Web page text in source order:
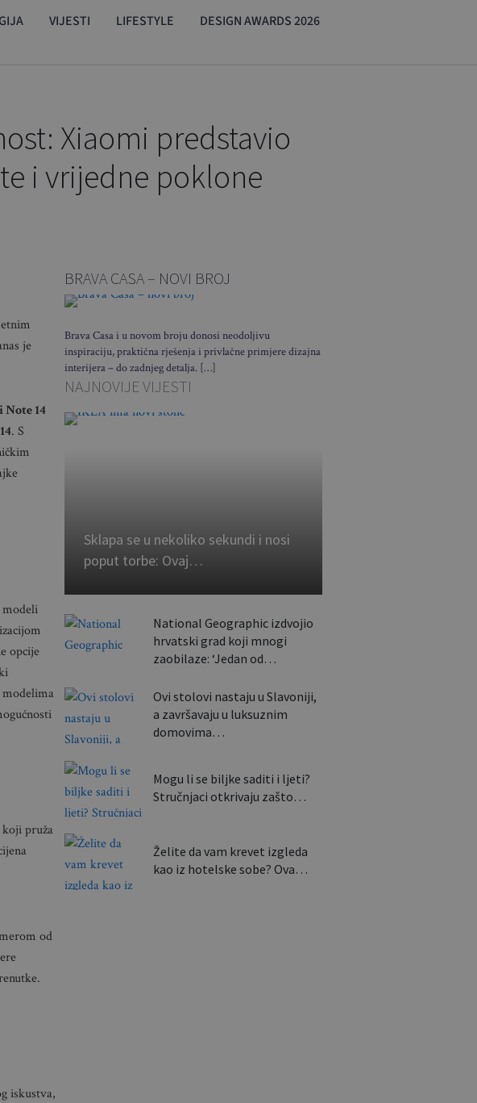
VIJESTI LIFESTYLE DESIGN AWARDS 2026
Xiaomi predstavio
i vrijedne poklone
je
Note 14
. S
modeli
opcije
pruža
od
iskustva,
BRAVA CASA – NOVI BROJ
Brava Casa i u novom broju donosi neodoljivu
inspiraciju, praktična rješenja i privlačne primjere dizajna
interijera – do zadnjeg detalja. […]
NAJNOVIJE VIJESTI
Sklapa se u nekoliko sekundi i nosi
poput torbe: Ovaj…
National Geographic izdvojio
hrvatski grad koji mnogi
zaobilaze: ‘Jedan od…
Ovi stolovi nastaju u Slavoniji,
a završavaju u luksuznim
domovima…
Mogu li se biljke saditi i ljeti?
Stručnjaci otkrivaju zašto…
Želite da vam krevet izgleda
kao iz hotelske sobe? Ova…